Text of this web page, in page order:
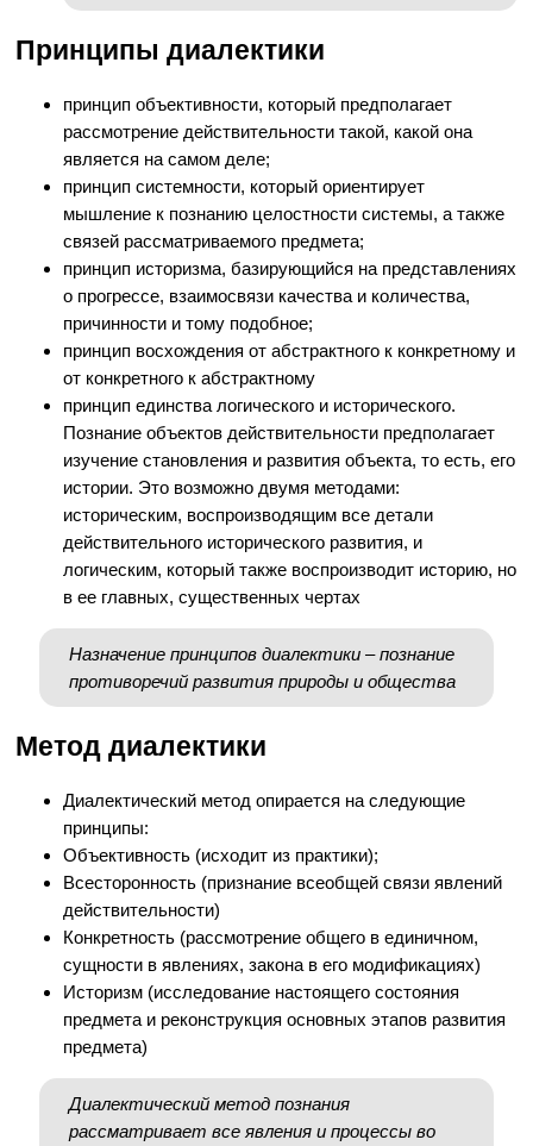
Принципы диалектики
принцип объективности, который предполагает
рассмотрение действительности такой, какой она
является на самом деле;
принцип системности, который ориентирует
мышление к познанию целостности системы, а также
связей рассматриваемого предмета;
принцип историзма, базирующийся на представлениях
о прогрессе, взаимосвязи качества и количества,
причинности и тому подобное;
принцип восхождения от абстрактного к конкретному и
от конкретного к абстрактному
принцип единства логического и исторического.
Познание объектов действительности предполагает
изучение становления и развития объекта, то есть, его
истории. Это возможно двумя методами:
историческим, воспроизводящим все детали
действительного исторического развития, и
логическим, который также воспроизводит историю, но
в ее главных, существенных чертах
Назначение принципов диалектики – познание
противоречий развития природы и общества
Метод диалектики
Диалектический метод опирается на следующие
принципы:
Объективность (исходит из практики);
Всесторонность (признание всеобщей связи явлений
действительности)
Конкретность (рассмотрение общего в единичном,
сущности в явлениях, закона в его модификациях)
Историзм (исследование настоящего состояния
предмета и реконструкция основных этапов развития
предмета)
Диалектический метод познания
рассматривает все явления и процессы во